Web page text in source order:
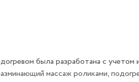
была разработана с учетом
массаж роликами,